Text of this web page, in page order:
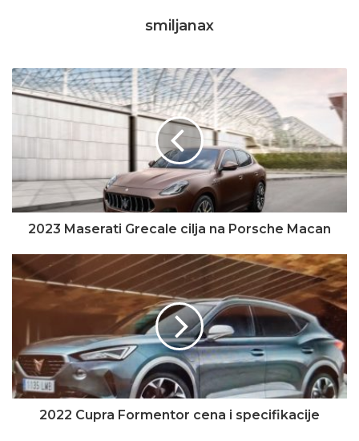
smiljanax
2023 Maserati Grecale cilja na Porsche Macan
2022 Cupra Formentor cena i specifikacije